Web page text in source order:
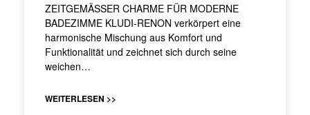
ZEITGEMÄSSER CHARME FÜR MODERNE
BADEZIMME KLUDI-RENON verkörpert eine
harmonische Mischung aus Komfort und
Funktionalität und zeichnet sich durch seine
weichen…
WEITERLESEN >>